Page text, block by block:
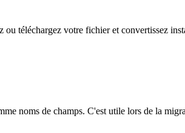
téléchargez votre fichier et convertissez
noms de champs. C'est utile lors de la